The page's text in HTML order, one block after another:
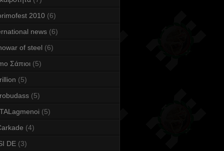
2010 (6)
news (6)
of steel (6)
Σάπιοι (5)
(5)
(5)
(5)
(4)
DE (3)